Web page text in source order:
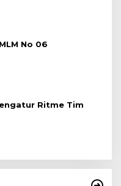
No 06
Ritme Tim